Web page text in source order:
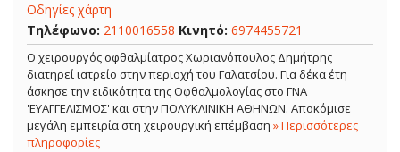
Οδηγίες χάρτη
Τηλέφωνο: 2110016558 Κινητό: 6974455721
Ο χειρουργός οφθαλμίατρος Χωριανόπουλος Δημήτρης
διατηρεί ιατρείο στην περιοχή του Γαλατσίου. Για δέκα έτη
άσκησε την ειδικότητα της Οφθαλμολογίας στο ΓΝΑ
'ΕΥΑΓΓΕΛΙΣΜΟΣ' και στην ΠΟΛΥΚΛΙΝΙΚΗ ΑΘΗΝΩΝ. Αποκόμισε
μεγάλη εμπειρία στη χειρουργική επέμβαση » Περισσότερες
πληροφορίες